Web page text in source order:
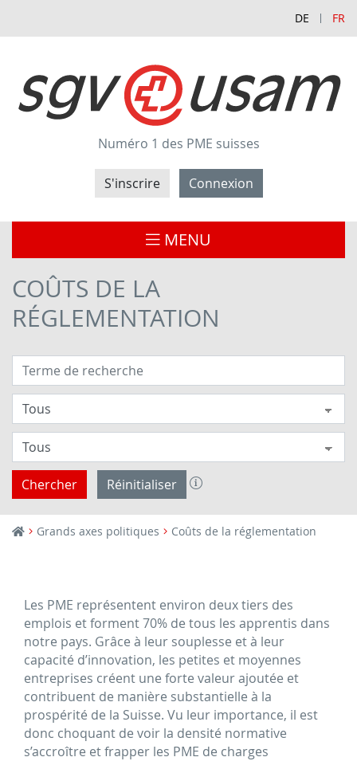
DE FR
Numéro 1 des PME suisses
S'inscrire Connexion
MENU
COÛTS DE LA
RÉGLEMENTATION
Chercher Réinitialiser
Grands axes politiques Coûts de la réglementation
Les PME représentent environ deux tiers des
emplois et forment 70% de tous les apprentis dans
notre pays. Grâce à leur souplesse et à leur
capacité d’innovation, les petites et moyennes
entreprises créent une forte valeur ajoutée et
contribuent de manière substantielle à la
prospérité de la Suisse. Vu leur importance, il est
donc choquant de voir la densité normative
s’accroître et frapper les PME de charges